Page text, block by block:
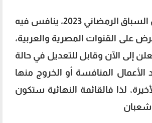
الجدير بالذكر أن السباق الرمضاني 2023، ينافس فيه
على القنوات المصرية والعربية،
إلى الآن وقابل للتعديل في حالة
الأعمال المنافسة أو الخروج منها
لذا فالقائمة النهائية ستكون
شعبان